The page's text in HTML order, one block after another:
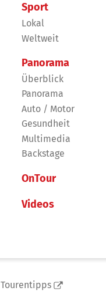
Sport
Lokal
Weltweit
Panorama
Überblick
Panorama
Auto / Motor
Gesundheit
Multimedia
Backstage
OnTour
Videos
Tourentipps